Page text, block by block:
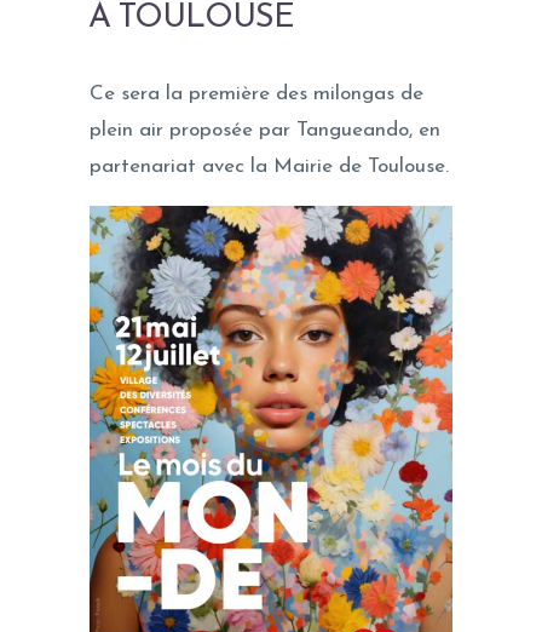
À TOULOUSE
Ce sera la première des milongas de
plein air proposée par Tangueando, en
partenariat avec la Mairie de Toulouse.